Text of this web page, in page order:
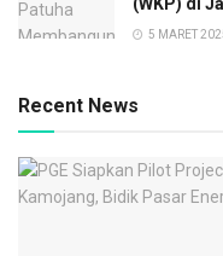
5 MARET
Recent News